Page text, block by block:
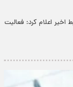
اخیر اعلام کرد: فعالیت